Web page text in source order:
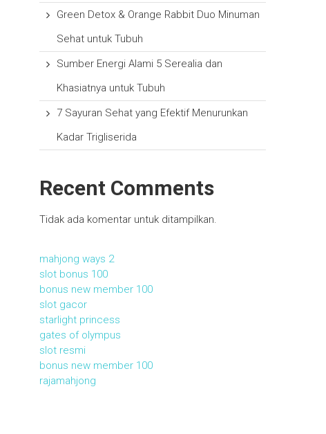
Green Detox & Orange Rabbit Duo Minuman
Sehat untuk Tubuh
Sumber Energi Alami 5 Serealia dan
Khasiatnya untuk Tubuh
7 Sayuran Sehat yang Efektif Menurunkan
Kadar Trigliserida
Recent Comments
Tidak ada komentar untuk ditampilkan.
mahjong ways 2
slot bonus 100
bonus new member 100
slot gacor
starlight princess
gates of olympus
slot resmi
bonus new member 100
rajamahjong